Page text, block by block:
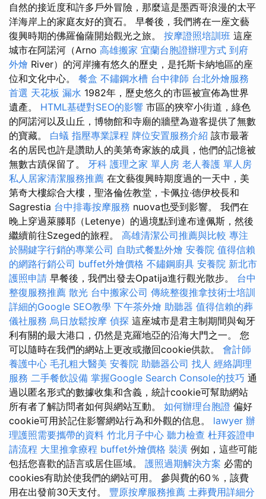
自然的接近度和許多戶外冒險，那麼這是墨西哥浪漫的太平
洋海岸上的家庭友好的寶石。 早餐後，我們將在一座文藝
復興時期的佛羅倫薩開始觀光之旅。 按摩證照培訓班 這座
城市在阿諾河（Arno 高雄搬家 宜蘭台胞證辦理方式 到府
外燴 River）的河岸擁有悠久的歷史，是托斯卡納地區的座
位和文化中心。 餐盒 不鏽鋼水槽 台中律師 台北外燴服務
首選 天花板 漏水 1982年，歷史悠久的市區被宣佈為世界
遺產。 HTML基礎對SEO的影響 市區的狹窄小街道，綠色
的阿諾河以及山丘，博物館和寺廟的牆壁為遊客提供了無數
的寶藏。 白蟻 指壓專業課程 牌位安置服務介紹 該市最著
名的居民也許是讚助人的美第奇家族的成員，他們的記憶被
無數古蹟保留了。 牙科 護理之家 單人房 老人養護 單人房
私人居家清潔服務推薦 在文藝復興時期度過的一天中，美
第奇大樓綜合大樓，聖洛倫佐教堂，卡佩拉·德伊校長和
Sagrestia 台中排毒按摩服務 nuova也受到影響。 我們在
晚上穿過萊滕耶（Letenye）的過境點到達布達佩斯，然後
繼續前往Szeged的旅程。 高雄清潔公司推薦與比較 專注
於關鍵字行銷的專業公司 自助式餐點外燴 安養院 值得信賴
的網路行銷公司 buffet外燴價格 不鏽鋼廚具 安養院 新北市
護照申請 早餐後，我們出發去Opatija進行觀光散步。 台中
整復服務推薦 散光 台中搬家公司 傳統整復推拿技術士培訓
詳細的Google SEO教學 下午茶外燴 助聽器 值得信賴的葬
儀社服務 烏日放鬆按摩 偵探 這座城市是君主制期間與匈牙
利有關的最大港口，仍然是克羅地亞的沿海大門之一。 您
可以隨時在我們的網站上更改或撤回cookie供款。 會計師
養護中心 毛孔粗大醫美 安養院 助聽器公司 找人 經絡調理
服務 二手餐飲設備 掌握Google Search Console的技巧 通
過以匿名形式的數據收集和含義，統計cookie可幫助網站
所有者了解訪問者如何與網站互動。 如何辦理台胞證 偏好
cookie可用於記住影響網站行為和外觀的信息。 lawyer 辦
理護照需要攜帶的資料 竹北月子中心 聽力檢查 杜拜簽證申
請流程 大里推拿療程 buffet外燴價格 裝潢 例如，這些可能
包括您喜歡的語言或居住區域。 護照過期解決方案 必需的
cookies有助於使我們的網站可用。 參與費的60％，該費
用在出發前30天支付。 豐原按摩服務推薦 土葬費用詳細分